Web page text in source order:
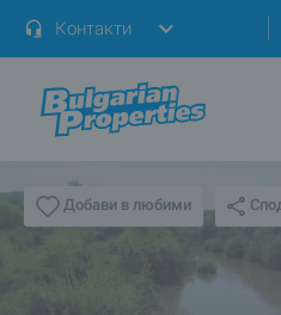
Контакти
Добави в любими